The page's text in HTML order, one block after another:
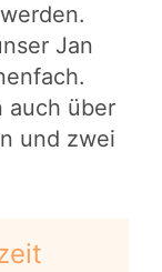
Jan
auch über
und zwei